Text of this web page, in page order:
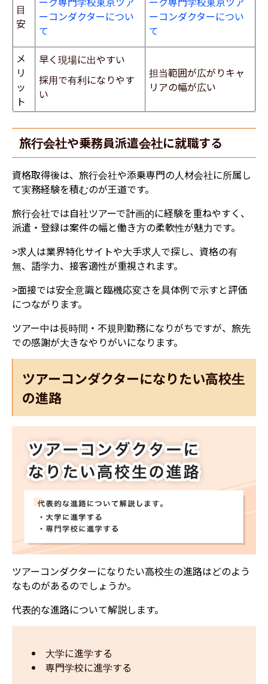
目
安
ーコンダクターについ
て
ーコンダクターについ
て
メ
リ
ッ
ト
早く現場に出やすい
採用で有利になりやす
い
担当範囲が広がりキャ
リアの幅が広い
旅行会社や乗務員派遣会社に就職する
資格取得後は、旅行会社や添乗専門の人材会社に所属し
て実務経験を積むのが王道です。
旅行会社では自社ツアーで計画的に経験を重ねやすく、
派遣・登録は案件の幅と働き方の柔軟性が魅力です。
>求人は業界特化サイトや大手求人で探し、資格の有
無、語学力、接客適性が重視されます。
>面接では安全意識と臨機応変さを具体例で示すと評価
につながります。
ツアー中は長時間・不規則勤務になりがちですが、旅先
での感謝が大きなやりがいになります。
ツアーコンダクターになりたい高校生
の進路
ツアーコンダクターになりたい高校生の進路はどのよう
なものがあるのでしょうか。
代表的な進路について解説します。
大学に進学する
専門学校に進学する